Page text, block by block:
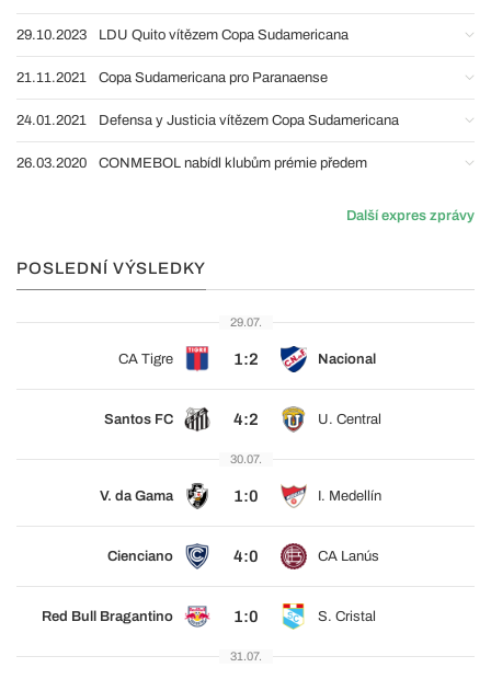
29.10.2023 LDU Quito vítězem Copa Sudamericana
21.11.2021 Copa Sudamericana pro Paranaense
24.01.2021 Defensa y Justicia vítězem Copa Sudamericana
26.03.2020 CONMEBOL nabídl klubům prémie předem
Další expres zprávy
POSLEDNÍ VÝSLEDKY
29.07.
CA Tigre 1:2 Nacional
Santos FC 4:2 U. Central
30.07.
V. da Gama 1:0 I. Medellín
Cienciano 4:0 CA Lanús
Red Bull Bragantino 1:0 S. Cristal
31.07.